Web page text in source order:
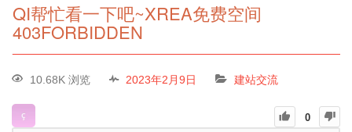
QI帮忙看一下吧~XREA免费空间
403FORBIDDEN
10.68K 浏览 2023年2月9日 建站交流
0